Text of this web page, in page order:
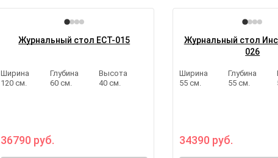
Журнальный стол ECT-015
Ширина
120 см.
Глубина
60 см.
Высота
40 см.
36790 руб.
Журнальный стол
026
Ширина
55 см.
Глубина
55 см.
34390 руб.